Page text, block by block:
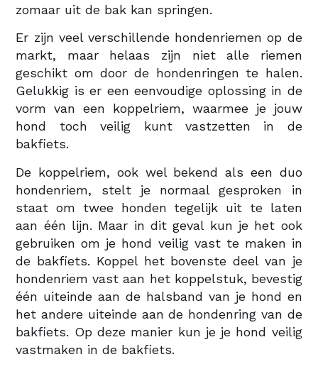
zomaar uit de bak kan springen.
Er zijn veel verschillende hondenriemen op de
markt, maar helaas zijn niet alle riemen
geschikt om door de hondenringen te halen.
Gelukkig is er een eenvoudige oplossing in de
vorm van een koppelriem, waarmee je jouw
hond toch veilig kunt vastzetten in de
bakfiets.
De koppelriem, ook wel bekend als een duo
hondenriem, stelt je normaal gesproken in
staat om twee honden tegelijk uit te laten
aan één lijn. Maar in dit geval kun je het ook
gebruiken om je hond veilig vast te maken in
de bakfiets. Koppel het bovenste deel van je
hondenriem vast aan het koppelstuk, bevestig
één uiteinde aan de halsband van je hond en
het andere uiteinde aan de hondenring van de
bakfiets. Op deze manier kun je je hond veilig
vastmaken in de bakfiets.